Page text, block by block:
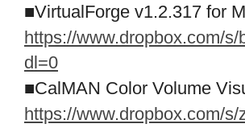
■VirtualForge v1.2.317 for
https://www.dropbox.com/
dl=0
■CalMAN Color Volume
https://www.dropbox.com/